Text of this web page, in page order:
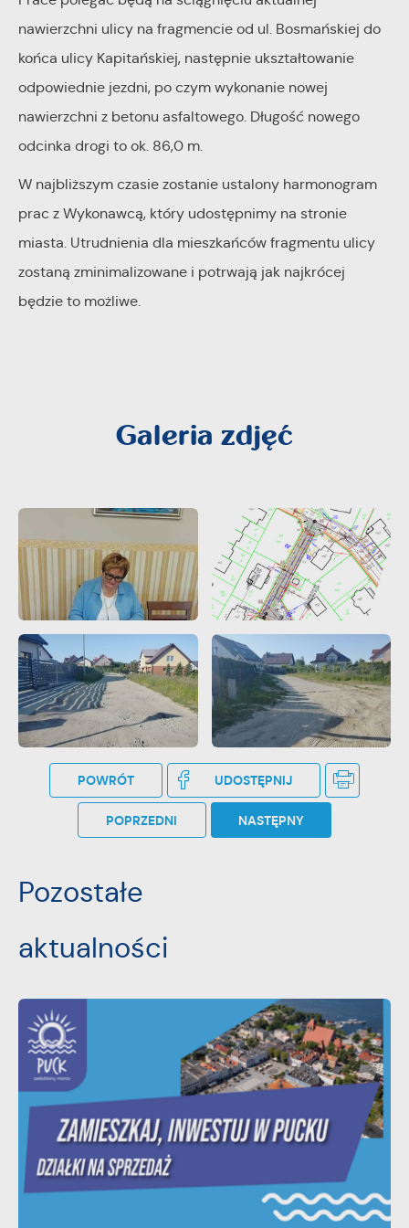
nawierzchni ulicy na fragmencie od ul. Bosmańskiej do
końca ulicy Kapitańskiej, następnie ukształtowanie
odpowiednie jezdni, po czym wykonanie nowej
nawierzchni z betonu asfaltowego. Długość nowego
odcinka drogi to ok. 86,0 m.
W najbliższym czasie zostanie ustalony harmonogram
prac z Wykonawcą, który udostępnimy na stronie
miasta. Utrudnienia dla mieszkańców fragmentu ulicy
zostaną zminimalizowane i potrwają jak najkrócej
będzie to możliwe.
Galeria zdjęć
POWRÓT UDOSTĘPNIJ
POPRZEDNI NASTĘPNY
Pozostałe
aktualności
internetowych pod względem ich popularności wśród
formie zanonimizowanej. Wyrażenie zgody na analityczne pliki
cookies gwarantuje dostępność wszystkich funkcjonalności.
Dzięki reklamowym plikom cookies prezentujemy Ci
najciekawsze informacje i aktualności na stronach naszych
komunikatów na podstawie analizy Twoich upodobań oraz
Twoich zwyczajów dotyczących przeglądanej witryny
internetowej. Treści promocyjne mogą pojawić się na
stronach podmiotów trzecich lub firm będących naszymi
charakterze pośredników prezentujących nasze treści w
postaci wiadomości, ofert, komunikatów mediów
społecznościowych.
Więcej